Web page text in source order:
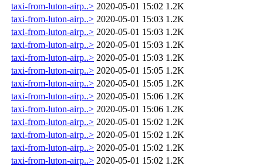
taxi-from-luton-airp..> 2020-05-01 15:02 1.2K
taxi-from-luton-airp..> 2020-05-01 15:03 1.2K
taxi-from-luton-airp..> 2020-05-01 15:03 1.2K
taxi-from-luton-airp..> 2020-05-01 15:03 1.2K
taxi-from-luton-airp..> 2020-05-01 15:03 1.2K
taxi-from-luton-airp..> 2020-05-01 15:05 1.2K
taxi-from-luton-airp..> 2020-05-01 15:05 1.2K
taxi-from-luton-airp..> 2020-05-01 15:06 1.2K
taxi-from-luton-airp..> 2020-05-01 15:06 1.2K
taxi-from-luton-airp..> 2020-05-01 15:02 1.2K
taxi-from-luton-airp..> 2020-05-01 15:02 1.2K
taxi-from-luton-airp..> 2020-05-01 15:02 1.2K
taxi-from-luton-airp..> 2020-05-01 15:02 1.2K